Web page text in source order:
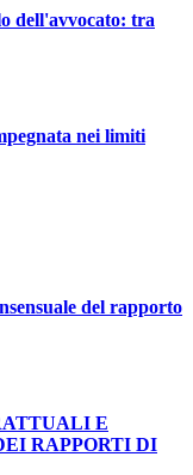
dell'avvocato: tra
nei limiti
del rapporto
E
RAPPORTI DI